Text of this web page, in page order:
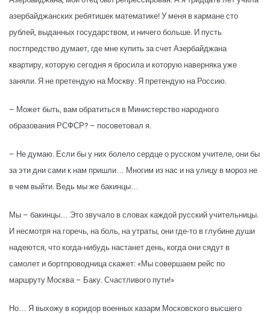
азербайджанских ребятишек математике! У меня в кармане сто
рублей, выданных государством, и ничего больше. И пусть
постпредство думает, где мне купить за счет Азербайджана
квартиру, которую сегодня я бросила и которую наверняка уже
заняли. Я не претендую на Москву. Я претендую на Россию.
– Может быть, вам обратиться в Министерство народного
образования РСФСР? – посоветовал я.
– Не думаю. Если бы у них болело сердце о русском учителе, они бы
за эти дни сами к нам пришли… Многим из нас и на улицу в мороз не
в чем выйти. Ведь мы же бакинцы…
Мы – бакинцы… Это звучало в словах каждой русский учительницы.
И несмотря на горечь, на боль, на утраты, они где-то в глубине души
надеются, что когда-нибудь настанет день, когда они сядут в
самолет и бортпроводница скажет: «Мы совершаем рейс по
маршруту Москва – Баку. Счастливого пути!»
Но… Я выхожу в коридор военных казарм Московского высшего